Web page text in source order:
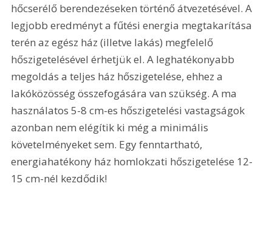
hőcserélő berendezéseken történő átvezetésével. A
legjobb eredményt a fűtési energia megtakarítása
terén az egész ház (illetve lakás) megfelelő
hőszigetelésével érhetjük el. A leghatékonyabb
megoldás a teljes ház hőszigetelése, ehhez a
lakóközösség összefogására van szükség. A ma
használatos 5-8 cm-es hőszigetelési vastagságok
azonban nem elégítik ki még a minimális
követelményeket sem. Egy fenntartható,
energiahatékony ház homlokzati hőszigetelése 12-
15 cm-nél kezdődik!